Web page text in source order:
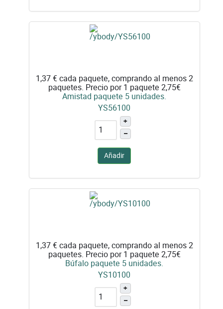
1,37 €cada paquete, comprando al menos 2
paquetes. Precio por 1 paquete 2,75€
Amistad paquete 5 unidades.
YS56100
+
–
Añadir
1,37 €cada paquete, comprando al menos 2
paquetes. Precio por 1 paquete 2,75€
Búfalo paquete 5 unidades.
YS10100
+
–